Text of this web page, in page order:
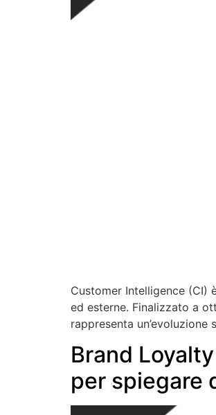
Customer Intelligence
ed esterne. Finalizzato a
rappresenta
Brand
per spiegare